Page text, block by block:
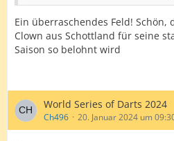
Michael van Gerwen
Michael Smith (England)
Rob Cross (England)
Peter Wright (Scotland)
Ein überraschendes Feld! Schön,
Clown aus Schottland für seine
Saison so belohnt wird
World Series of Darts 2024
Ch496 20. Januar 2024 um